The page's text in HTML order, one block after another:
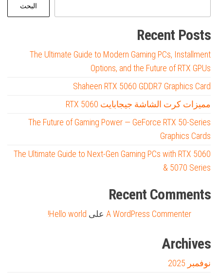
البحث
Recent Posts
The Ultimate Guide to Modern Gaming PCs, Installment
Options, and the Future of RTX GPUs
Shaheen RTX 5060 GDDR7 Graphics Card
مميزات كرت الشاشة جيجابايت RTX 5060
The Future of Gaming Power — GeForce RTX 50-Series
Graphics Cards
The Ultimate Guide to Next-Gen Gaming PCs with RTX 5060
& 5070 Series
Recent Comments
A WordPress Commenter على Hello world!
Archives
نوفمبر 2025